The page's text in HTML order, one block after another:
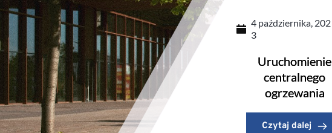
4 października, 202
3
Uruchomienie
centralnego
ogrzewania
Czytaj dalej